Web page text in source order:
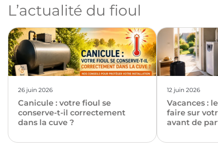
L’actualité du fioul
26 juin 2026
Canicule : votre fioul se
conserve-t-il correctement
dans la cuve ?
12 juin 2026
Vacances :
faire sur
avant de